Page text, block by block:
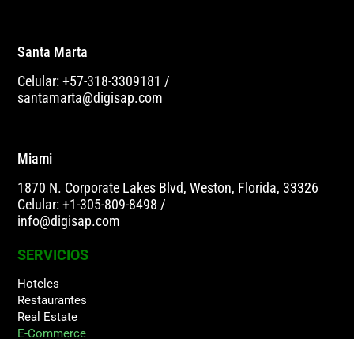
Santa Marta
Celular: +57-318-3309181 /
santamarta@digisap.com
Miami
1870 N. Corporate Lakes Blvd, Weston, Florida, 33326
Celular: +1-305-809-8498 /
info@digisap.com
SERVICIOS
Hoteles
Restaurantes
Real Estate
E-Commerce